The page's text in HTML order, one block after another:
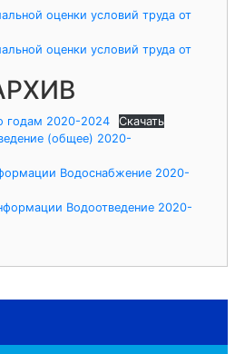
оценки условий труда от
оценки условий труда от
годам 2020-2024
Скачать
(общее) 2020-
Водоснабжение 2020-
Водоотведение 2020-